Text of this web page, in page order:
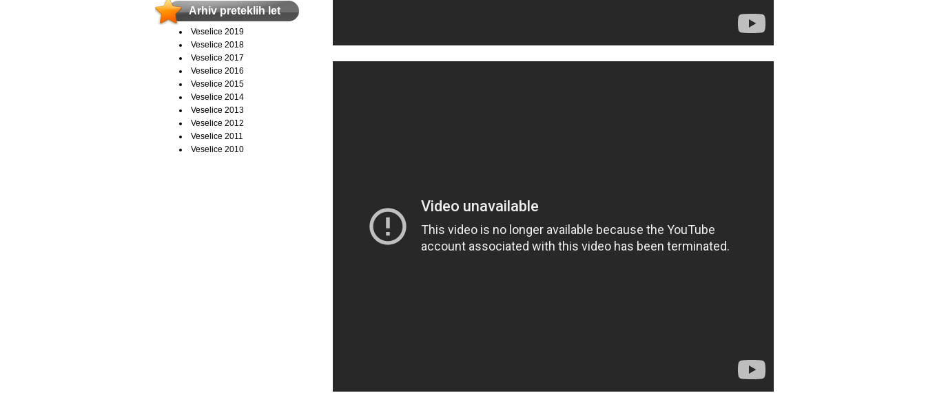
Arhiv preteklih let
Veselice 2019
Veselice 2018
Veselice 2017
Veselice 2016
Veselice 2015
Veselice 2014
Veselice 2013
Veselice 2012
Veselice 2011
Veselice 2010